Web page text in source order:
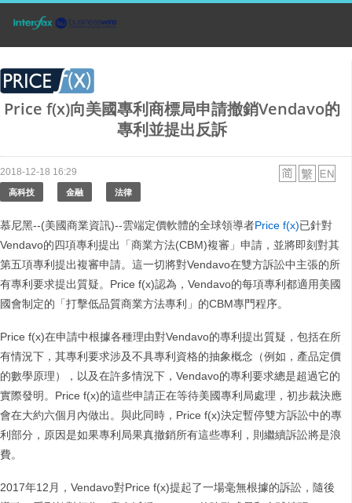
Price f(x)向美國專利商標局申請撤銷Vendavo的
專利並提出反訴
2018-12-18 16:29
高科技 金融 法律
慕尼黑--(美國商業資訊)--雲端定價軟體的全球領導者Price f(x)已針對
Vendavo的四項專利提出「商業方法(CBM)複審」申請，並將即刻對其
第五項專利提出複審申請。這一切將對Vendavo在雙方訴訟中主張的所
有專利要求提出質疑。Price f(x)認為，Vendavo的每項專利都適用美國
國會制定的「打擊低品質商業方法專利」的CBM專門程序。
Price f(x)在申請中根據各種理由對Vendavo的專利提出質疑，包括在所
有情況下，其專利要求涉及不具專利資格的抽象概念（例如，產品定價
的數學原理），以及在許多情況下，Vendavo的專利要求總是超過它的
實際發明。Price f(x)的這些申請正在等待美國專利局處理，初步裁決應
會在大約六個月內做出。與此同時，Price f(x)決定暫停雙方訴訟中的專
利部分，原因是如果專利局果真撤銷所有這些專利，則繼續訴訟將是浪
費。
2017年12月，Vendavo對Price f(x)提起了一場毫無根據的訴訟，隨後